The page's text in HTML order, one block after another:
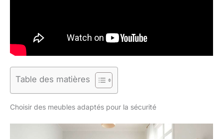
Table des matières
Choisir des meubles adaptés pour la sécurité